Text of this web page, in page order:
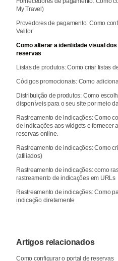
My Travel)
Provedores de pagamento: Como
Valitor
Como alterar a identidade visual
reservas
Listas de produtos: Como criar listas
Códigos promocionais: Como
Distribuição de produtos: Como
disponíveis para o seu site por meio
Rastreamento de indicações: Como
de indicações aos widgets e fornecer
reservas online.
Rastreamento de indicações: Como
(afiliados)
Rastreamento de indicações: como
rastreamento de indicações em URLs
Rastreamento de indicações: Como
indicação diretamente
Artigos relacionados
Como configurar o portal de reservas